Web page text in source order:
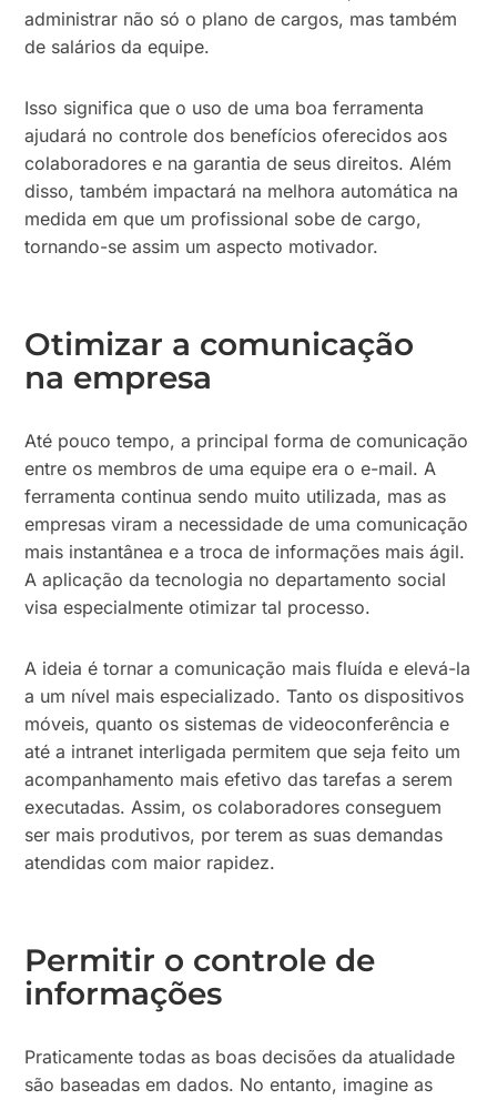
administrar não só o plano de cargos, mas também
de salários da equipe.
Isso significa que o uso de uma boa ferramenta
ajudará no controle dos benefícios oferecidos aos
colaboradores e na garantia de seus direitos. Além
disso, também impactará na melhora automática na
medida em que um profissional sobe de cargo,
tornando-se assim um aspecto motivador.
Otimizar a comunicação
na empresa
Até pouco tempo, a principal forma de comunicação
entre os membros de uma equipe era o e-mail. A
ferramenta continua sendo muito utilizada, mas as
empresas viram a necessidade de uma comunicação
mais instantânea e a troca de informações mais ágil.
A aplicação da tecnologia no departamento social
visa especialmente otimizar tal processo.
A ideia é tornar a comunicação mais fluída e elevá-la
a um nível mais especializado. Tanto os dispositivos
móveis, quanto os sistemas de videoconferência e
até a intranet interligada permitem que seja feito um
acompanhamento mais efetivo das tarefas a serem
executadas. Assim, os colaboradores conseguem
ser mais produtivos, por terem as suas demandas
atendidas com maior rapidez.
Permitir o controle de
informações
Praticamente todas as boas decisões da atualidade
são baseadas em dados. No entanto, imagine as